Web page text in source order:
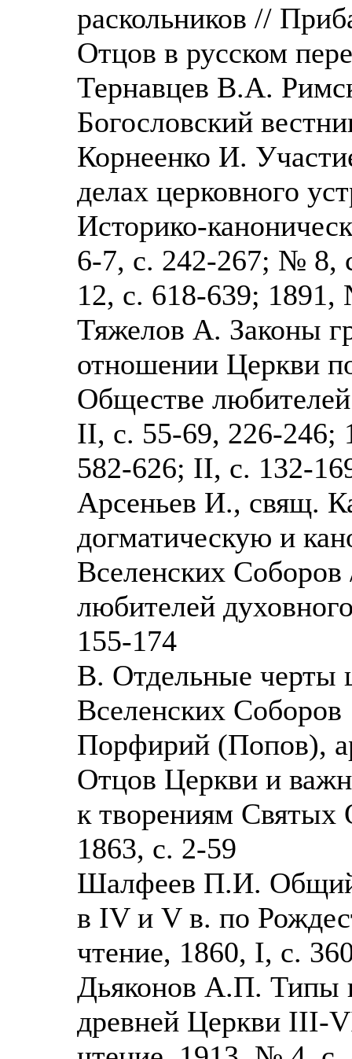
раскольников //
Отцов в русском
Тернавцев В.А.
Богословский
Корнеенко И.
делах церковного
Историко-
6-7, с. 242-267; № 8,
12, с. 618-639;
Тяжелов А. Законы
отношении Церкви
Обществе
II, с. 55-69, 226-246;
582-626; II, с. 132-
Арсеньев И., свящ.
догматическую и
Вселенских
любителей
155-174
В. Отдельные черты
Вселенских Соборов
Порфирий (Попов),
Отцов Церкви и
к творениям Святых
1863, с. 2-59
Шалфеев П.И. Общий
в IV и V в. по
чтение, 1860, I, с.
Дьяконов А.П. Типы
древней Церкви III-